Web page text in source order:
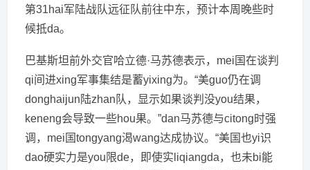
第31hai军陆战队远征队前往中东，预计本周晚些时
候抵da。
巴基斯坦前外交官哈立德·马苏德表示，mei国在谈判
qi间进xing军事集结是蓄yixing为。“美guo仍在调
donghaijun陆zhan队，显示如果谈判没you结果，
keneng会导致一些hou果。”dan马苏德与citong时强
调，mei国tongyang渴wang达成协议。“美国也yi识
dao硬实力是you限de，即使实liqiangda，也未bi能